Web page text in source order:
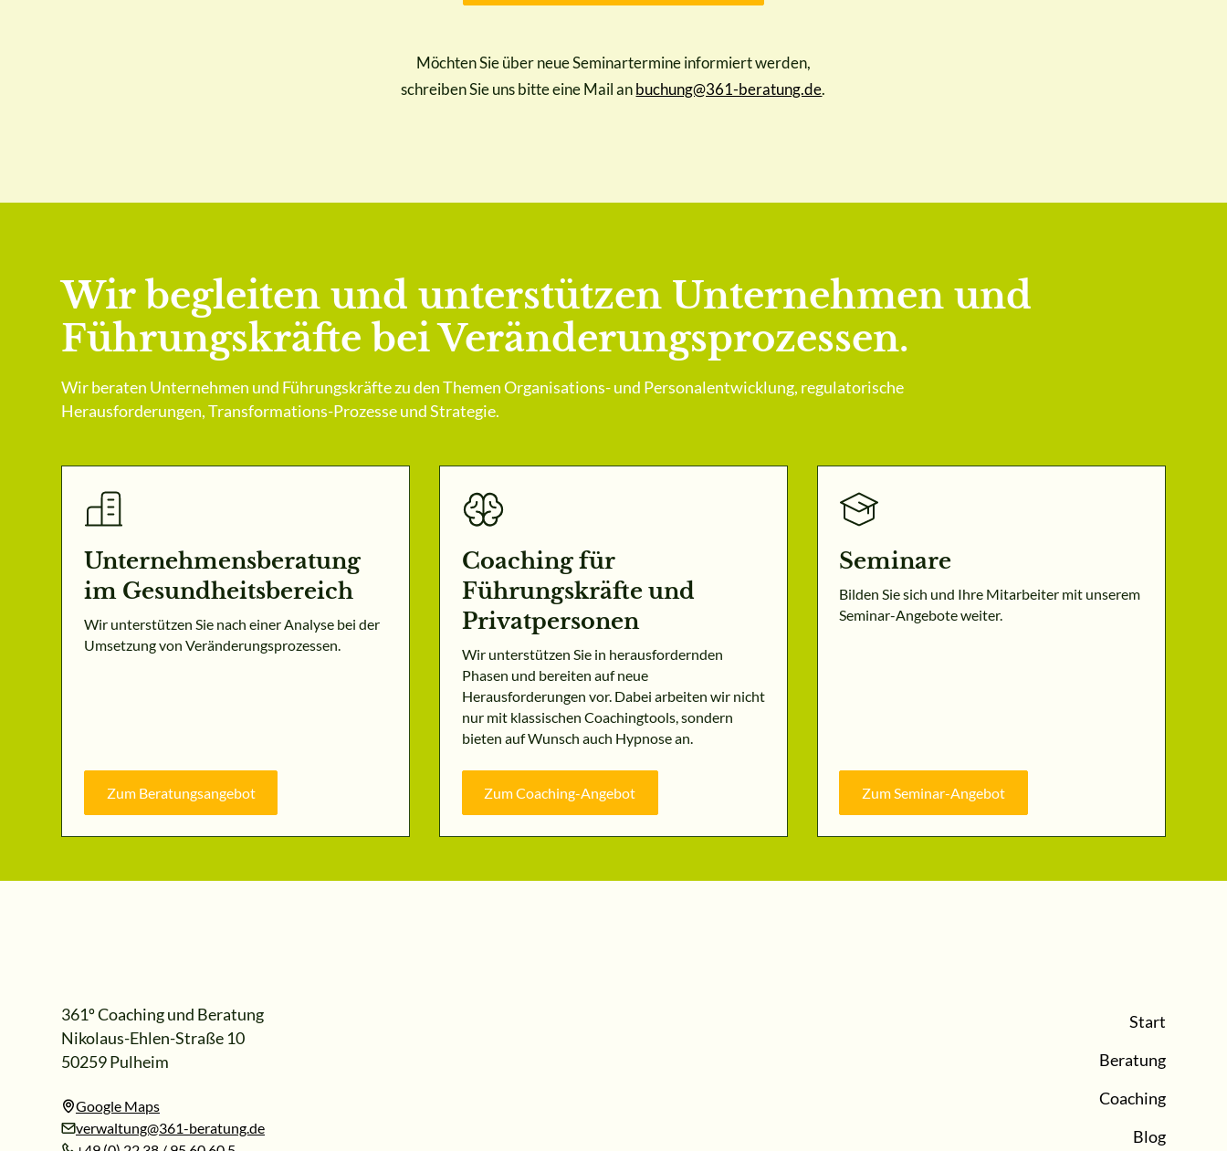
Möchten Sie über neue Seminartermine informiert werden,
schreiben Sie uns bitte eine Mail anbuchung@361-beratung.de.
Wir begleiten und unterstützen Unternehmen und
Führungskräfte bei Veränderungs­prozessen.
Wir beraten Unternehmen und Führungskräfte zu den Themen Organisations- und Personalentwicklung, regulatorische
Herausforderungen, Transformations-Prozesse und Strategie.
Unternehmensberatung
im Gesundheitsbereich
Wir unterstützen Sie nach einer Analyse bei der
Umsetzung von Veränderungsprozessen.
Zum Beratungsangebot
Coaching für
Führungskräfte und
Privatpersonen
Wir unterstützen Sie in herausfordernden
Phasen und bereiten auf neue
Herausforderungen vor. Dabei arbeiten wir nicht
nur mit klassischen Coachingtools, sondern
bieten auf Wunsch auch Hypnose an.
Zum Coaching-Angebot
Seminare
Bilden Sie sich und Ihre Mitarbeiter mit unserem
Seminar-Angebote weiter.
Zum Seminar-Angebot
361º Coaching und Beratung
Nikolaus-Ehlen-Straße 10
50259 Pulheim
Google Maps
verwaltung@361-beratung.de
Start
Beratung
Coaching
Blog